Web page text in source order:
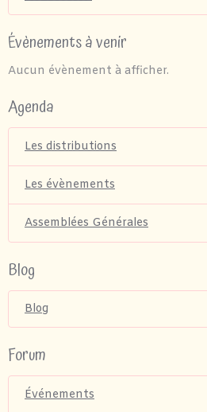
Évènements à venir
Aucun évènement à afficher.
Agenda
Les distributions
Les évènements
Assemblées Générales
Blog
Blog
Forum
Événements